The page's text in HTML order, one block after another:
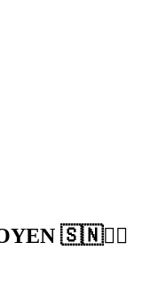
🇸🇳✊🏿